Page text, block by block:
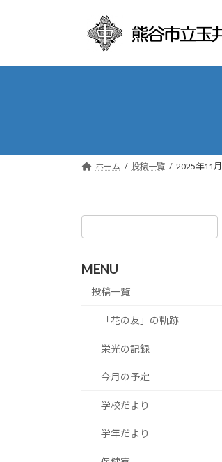
プ
動
ホーム 投稿一覧 2025年11月
MENU
投稿一覧
「花の友」の軌跡
栄光の記録
今月の予定
学校だより
学年だより